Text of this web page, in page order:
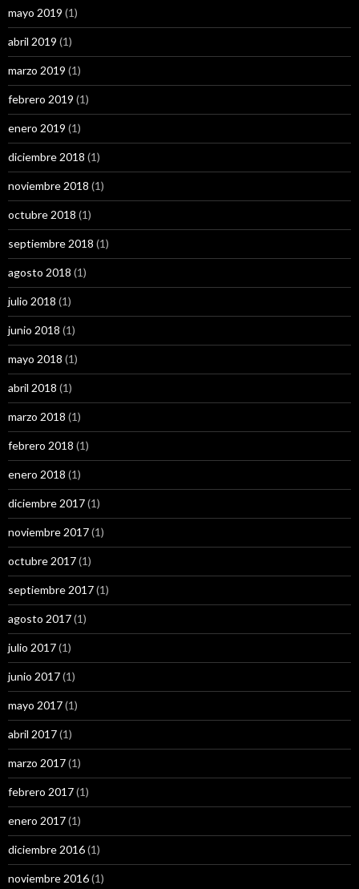
mayo 2019 (1)
abril 2019 (1)
marzo 2019 (1)
febrero 2019 (1)
enero 2019 (1)
diciembre 2018 (1)
noviembre 2018 (1)
octubre 2018 (1)
septiembre 2018 (1)
agosto 2018 (1)
julio 2018 (1)
junio 2018 (1)
mayo 2018 (1)
abril 2018 (1)
marzo 2018 (1)
febrero 2018 (1)
enero 2018 (1)
diciembre 2017(1)
noviembre 2017(1)
octubre 2017(1)
septiembre 2017(1)
agosto 2017(1)
julio 2017(1)
junio 2017(1)
mayo 2017(1)
abril 2017(1)
marzo 2017(1)
febrero 2017(1)
enero 2017(1)
diciembre 2016(1)
noviembre 2016(1)